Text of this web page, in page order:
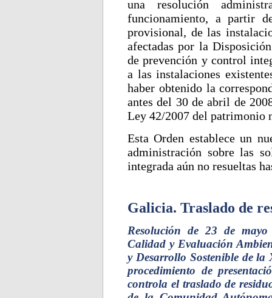
una resolución
funcionamiento, a partir
provisional, de las
afectadas por la
de prevención y control
a las instalaciones
haber obtenido la
antes del 30 de abril de
Ley 42/2007 del patrimonio
Esta Orden establece un
administración sobre las
integrada aún no resueltas
Galicia. Traslado de
Resolución de 23 de
Calidad y Evaluación
y Desarrollo Sostenible de
procedimiento de
controla el traslado de